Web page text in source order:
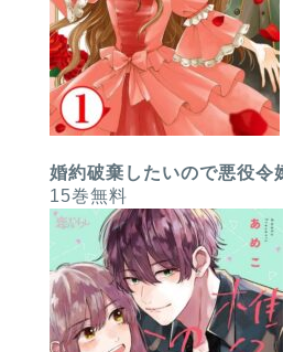
婚約破棄したいので悪役令
15巻無料